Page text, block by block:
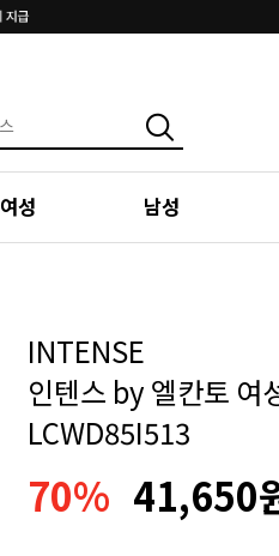
여성 남성
INTENSE
인텐스 by 엘칸토 여
LCWD85I513
70% 41,650